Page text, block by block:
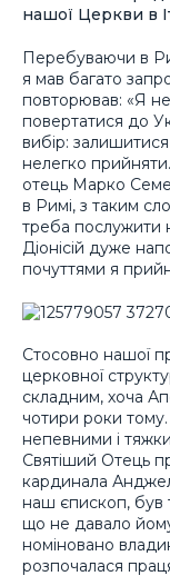
нашої Церкви в
Перебуваючи в
я мав багато
повторював: «Я не
повертатися до
вибір:
нелегко
отець Марко
в Римі, з таким
треба послужити
Діонісій дуже
почуттями я
Стосовно нашої
церковної
складним, хоча
чотири роки
непевними і
Святіший Отець
кардинала
наш єпископ, був
що не давало
номіновано
розпочалася